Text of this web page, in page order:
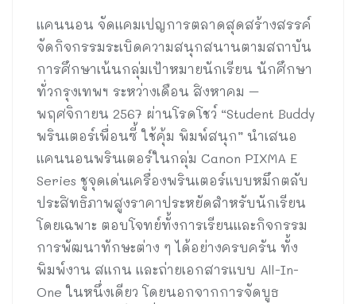
แคนนอน จัดแคมเปญการตลาดสุดสร้างสรรค์
จัดกิจกรรมระเบิดความสนุกสนานตามสถาบัน
การศึกษาเน้นกลุ่มเป้าหมายนักเรียน นักศึกษา
ทั่วกรุงเทพฯ ระหว่างเดือน สิงหาคม –
พฤศจิกายน 2567 ผ่านโรดโชว์ “Student Buddy
พรินเตอร์เพื่อนซี้ ใช้คุ้ม พิมพ์สนุก” นำเสนอ
แคนนอนพรินเตอร์ในกลุ่ม Canon PIXMA E
Series ชูจุดเด่นเครื่องพรินเตอร์แบบหมึกตลับ
ประสิทธิภาพสูงราคาประหยัดสำหรับนักเรียน
โดยเฉพาะ ตอบโจทย์ทั้งการเรียนและกิจกรรม
การพัฒนาทักษะต่าง ๆ ได้อย่างครบครัน ทั้ง
พิมพ์งาน สแกน และถ่ายเอกสารแบบ All-In-
One ในหนึ่งเดียว โดยนอกจากการจัดบูธ